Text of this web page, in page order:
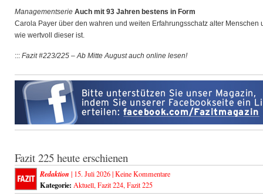
Managementserie Auch mit 93 Jahren bestens in Form
Carola Payer über den wahren und weiten Erfahrungsschatz alter Menschen
wie wertvoll dieser ist.
::: Fazit #223/225 – Ab Mitte August auch online lesen!
Fazit 225 heute erschienen
Redaktion | 15. Juli 2026 |Keine Kommentare
Kategorie: Aktuell, Fazit 224, Fazit 225